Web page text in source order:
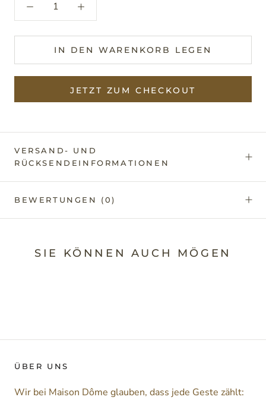
IN DEN WARENKORB LEGEN
JETZT ZUM CHECKOUT
VERSAND- UND
RÜCKSENDEINFORMATIONEN
BEWERTUNGEN (0)
SIE KÖNNEN AUCH MÖGEN
ÜBER UNS
Wir bei Maison Dôme glauben, dass jede Geste zählt: